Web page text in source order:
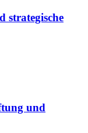
strategische
und